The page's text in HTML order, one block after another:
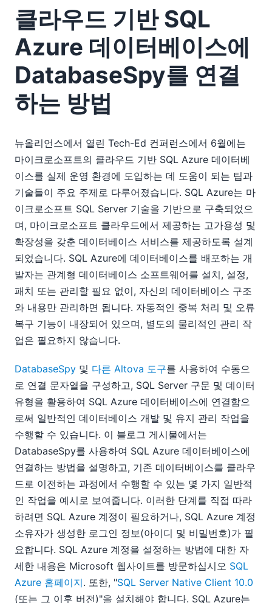
클라우드 기반 SQL
Azure 데이터베이스에
DatabaseSpy를 연결
하는 방법
뉴올리언스에서 열린 Tech-Ed 컨퍼런스에서 6월에는
마이크로소프트의 클라우드 기반 SQL Azure 데이터베
이스를 실제 운영 환경에 도입하는 데 도움이 되는 팁과
기술들이 주요 주제로 다루어졌습니다. SQL Azure는 마
이크로소프트 SQL Server 기술을 기반으로 구축되었으
며, 마이크로소프트 클라우드에서 제공하는 고가용성 및
확장성을 갖춘 데이터베이스 서비스를 제공하도록 설계
되었습니다. SQL Azure에 데이터베이스를 배포하는 개
발자는 관계형 데이터베이스 소프트웨어를 설치, 설정,
패치 또는 관리할 필요 없이, 자신의 데이터베이스 구조
와 내용만 관리하면 됩니다. 자동적인 중복 처리 및 오류
복구 기능이 내장되어 있으며, 별도의 물리적인 관리 작
업은 필요하지 않습니다.
DatabaseSpy 및 다른 Altova 도구를 사용하여 수동으
로 연결 문자열을 구성하고, SQL Server 구문 및 데이터
유형을 활용하여 SQL Azure 데이터베이스에 연결함으
로써 일반적인 데이터베이스 개발 및 유지 관리 작업을
수행할 수 있습니다. 이 블로그 게시물에서는
DatabaseSpy를 사용하여 SQL Azure 데이터베이스에
연결하는 방법을 설명하고, 기존 데이터베이스를 클라우
드로 이전하는 과정에서 수행할 수 있는 몇 가지 일반적
인 작업을 예시로 보여줍니다. 이러한 단계를 직접 따라
하려면 SQL Azure 계정이 필요하거나, SQL Azure 계정
소유자가 생성한 로그인 정보(아이디 및 비밀번호)가 필
요합니다. SQL Azure 계정을 설정하는 방법에 대한 자
세한 내용은 Microsoft 웹사이트를 방문하십시오 SQL
Azure 홈페이지. 또한, "SQL Server Native Client 10.0
(또는 그 이후 버전)"을 설치해야 합니다. SQL Azure는